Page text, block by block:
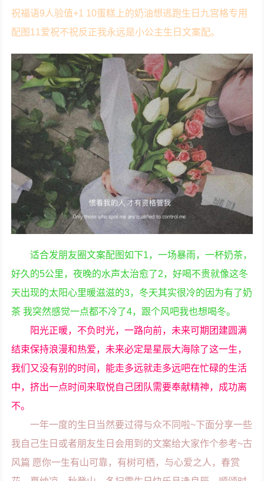
祝福语9人验值+1 10蛋糕上的奶油想逃跑生日九宫格专用
配图11爱祝不祝反正我永远是小公主生日文案配。
适合发朋友圈文案配图如下1，一场暴雨，一杯奶茶，
好久的5公里，夜晚的水声太治愈了2，好喝不贵就像这冬
天出现的太阳心里暖滋滋的3，冬天其实很冷的因为有了奶
茶 我突然感觉一点都不冷了4，跟个风吧我也想喝冬。
阳光正暖，不负时光，一路向前，未来可期团建圆满
结束保持浪漫和热爱，未来必定是星辰大海除了这一生，
我们又没有别的时间，能走多远就走多远吧在忙碌的生活
中，挤出一点时间来取悦自己团队需要奉献精神，成功离
不。
一年一度的生日当然要过得与众不同啦~下面分享一些
我自己生日或者朋友生日会用到的文案给大家作个参考~古
风篇 愿你一生有山可靠，有树可栖，与心爱之人，春赏